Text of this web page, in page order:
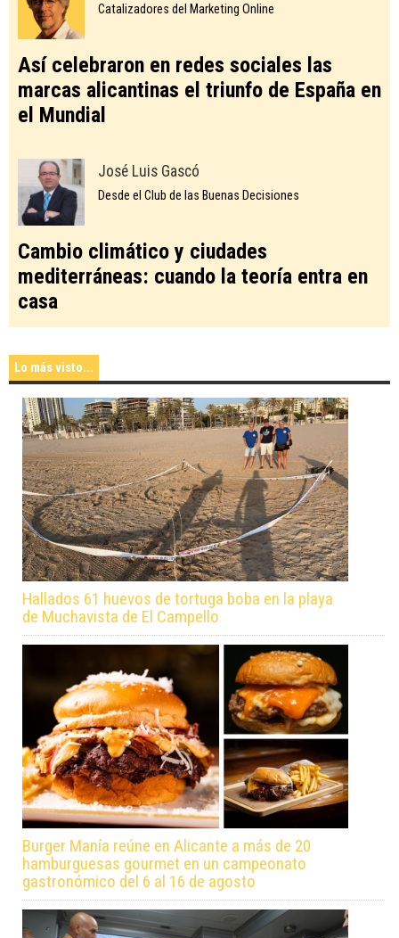
Catalizadores del Marketing Online
Así celebraron en redes sociales las
marcas alicantinas el triunfo de España en
el Mundial
José Luis Gascó
Desde el Club de las Buenas Decisiones
Cambio climático y ciudades
mediterráneas: cuando la teoría entra en
casa
Lo más visto...
Hallados 61 huevos de tortuga boba en la playa
de Muchavista de El Campello
Burger Manía reúne en Alicante a más de 20
hamburguesas gourmet en un campeonato
gastronómico del 6 al 16 de agosto